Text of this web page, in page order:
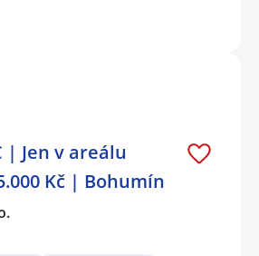
| Jen v areálu
Kč | Bohumín